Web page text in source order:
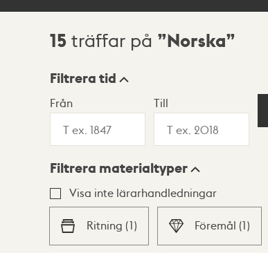
Sökresultat
15 träffar på Norska
Visningsläge
Lista Karta
Filtrera tid
Från Till
Filtrera materialtyper
Visa inte lärarhandledningar
Ritning (1) Föremål (1)